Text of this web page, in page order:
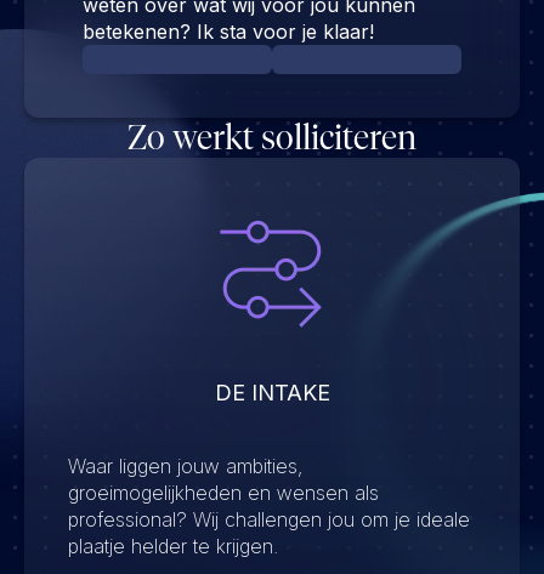
weten over wat wij voor jou kunnen
betekenen? Ik sta voor je klaar!
Zo werkt solliciteren
DE INTAKE
Waar liggen jouw ambities,
groeimogelijkheden en wensen als
professional? Wij challengen jou om je ideale
plaatje helder te krijgen.